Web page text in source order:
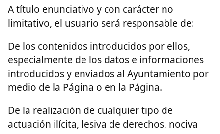
A título enunciativo y con carácter no
limitativo, el usuario será responsable de:
De los contenidos introducidos por ellos,
especialmente de los datos e informaciones
introducidos y enviados al Ayuntamiento por
medio de la Página o en la Página.
De la realización de cualquier tipo de
actuación ilícita, lesiva de derechos, nociva